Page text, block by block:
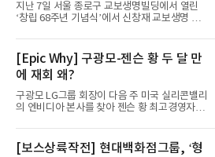
지난 7일 서울 종로구 교보생명빌딩에서 열린
‘창립 68주년 기념식’에서 신창재 교보생명 대
[Epic Why] 구광모-젠슨 황 두 달 만
에 재회 왜?
구광모 LG그룹 회장이 다음 주 미국 실리콘밸리
의 엔비디아 본사를 찾아 젠슨 황 최고경영자
[보스상륙작전] 현대백화점그룹, ‘형